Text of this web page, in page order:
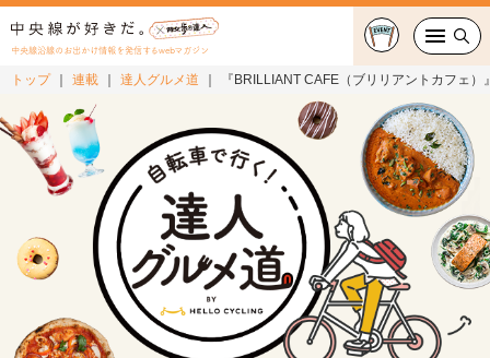
中央線沿線のお出かけ情報を発信するwebマガジン
グルメ・カフェ
スイーツ・テイクアウト
おでかけ
ショッピング
中央線カルチャー
トップ 連載 達人グルメ道 『BRILLIANT CAFE（ブリリアントカフェ